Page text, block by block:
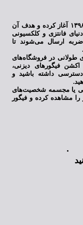
فروشگاه اینترنتی نیکام تویز فعالیت خود را از سال ۱۳۹۸ آغاز کرده و هدف آن
فانتزی و کلکسیونی
ارسال می‌شوند تا
طولانی در فروشگاه‌های
اکشن فیگورهای دیزنی،
داشته باشید و
یا مجسمه شخصیت‌های
مشاهده کرده و فیگور